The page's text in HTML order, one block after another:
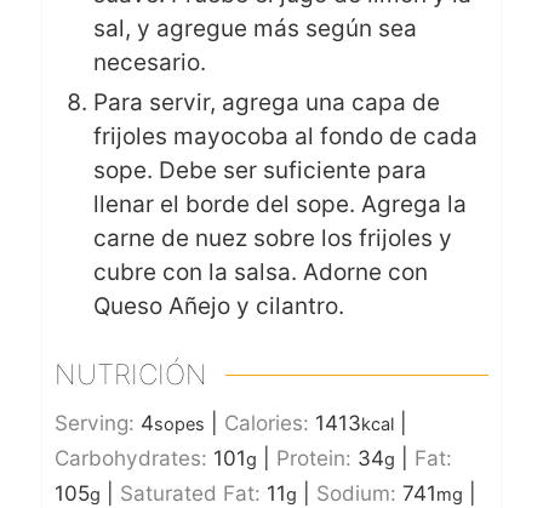
sal, y agregue más según sea
necesario.
Para servir, agrega una capa de
frijoles mayocoba al fondo de cada
sope. Debe ser suficiente para
llenar el borde del sope. Agrega la
carne de nuez sobre los frijoles y
cubre con la salsa. Adorne con
Queso Añejo y cilantro.
NUTRICIÓN
Serving: 4sopes Calories: 1413kcal|
Carbohydrates: 101g Protein: 34g
Fat:
105g Saturated Fat: 11g Sodium: 741mg